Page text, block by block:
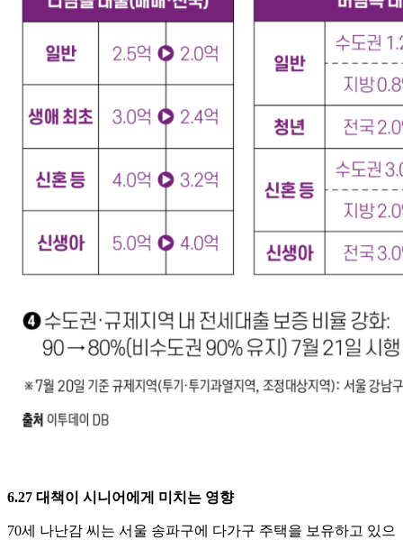
6.27 대책이 시니어에게 미치는 영향
70세 나난감 씨는 서울 송파구에 다가구 주택을 보유하고 있으